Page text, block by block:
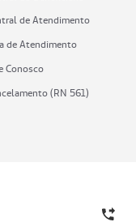
de Atendimento
de Atendimento
Conosco
(RN 561)